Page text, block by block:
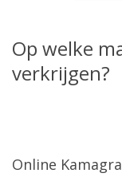
Op welke
verkrijgen?
Online